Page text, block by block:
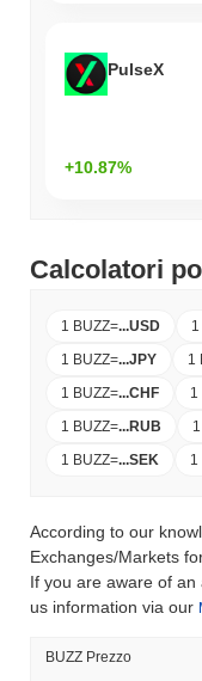
PulseX
+10.87%
Calcolatori
1 BUZZ=...USD
1 BUZZ=...JPY 1
1 BUZZ=...CHF 1
1 BUZZ=...RUB
1 BUZZ=...SEK 1
According to our
Exchanges/Markets
If you are aware of
us information via our
BUZZ Prezzo